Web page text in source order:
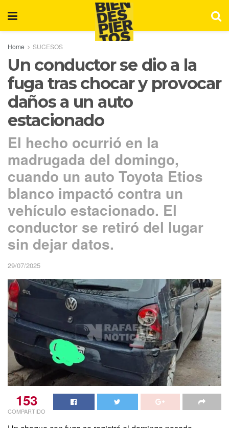
Home SUCESOS
Un conductor se dio a la
fuga tras chocar y provocar
daños a un auto
estacionado
El hecho ocurrió en la
madrugada del domingo,
cuando un auto Toyota Etios
blanco impactó contra un
vehículo estacionado. El
conductor se retiró del lugar
sin dejar datos.
29/07/2025
153
COMPARTIDO